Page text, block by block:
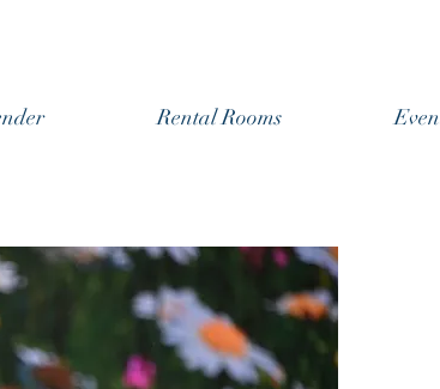
Rental Rooms